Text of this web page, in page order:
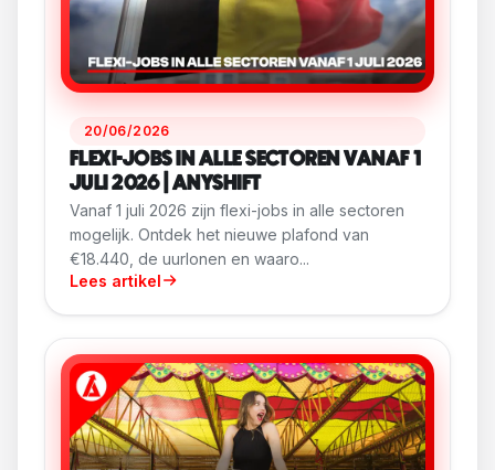
20/06/2026
FLEXI-JOBS IN ALLE SECTOREN VANAF 1
JULI 2026 | ANYSHIFT
Vanaf 1 juli 2026 zijn flexi-jobs in alle sectoren
mogelijk. Ontdek het nieuwe plafond van
€18.440, de uurlonen en waaro...
Lees artikel